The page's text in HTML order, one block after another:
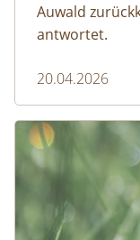
Auwald
antwortet.
20.04.2026
Naturmagazin:
Mit Daten für die